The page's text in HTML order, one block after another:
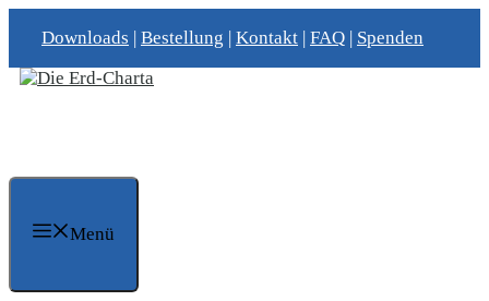
InhaltDownloads | Bestellung | Kontakt | FAQ | Spenden
Menü